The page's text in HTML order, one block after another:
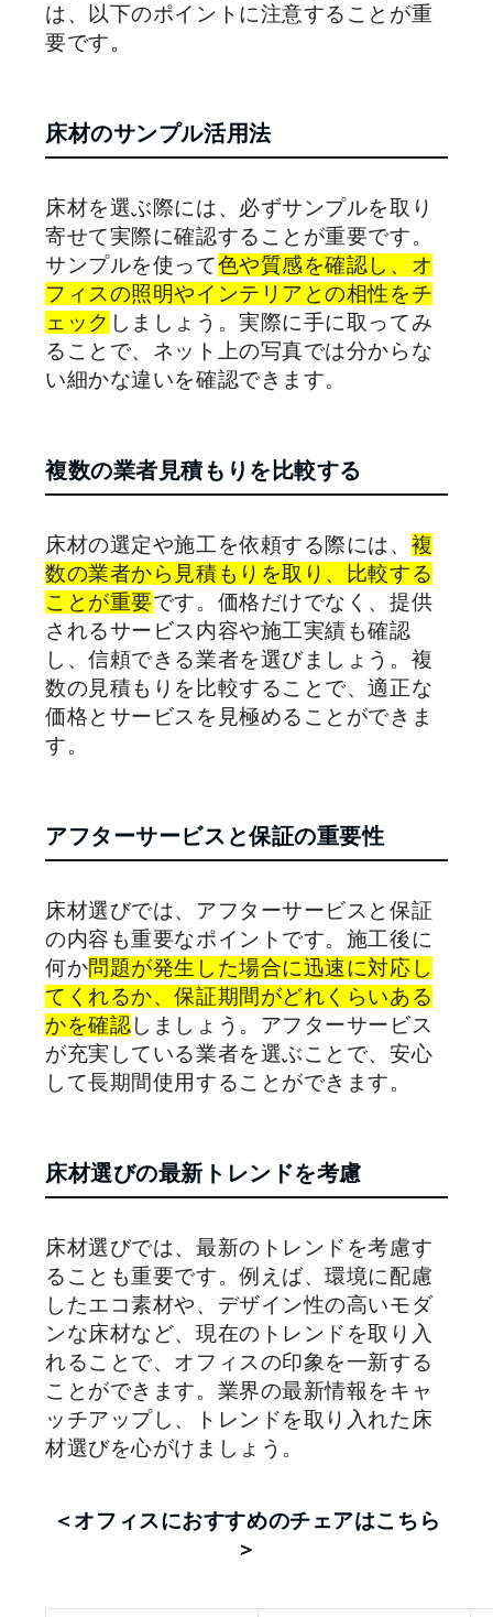
は、以下のポイントに注意することが重
要です。
床材のサンプル活用法
床材を選ぶ際には、必ずサンプルを取り
寄せて実際に確認することが重要です。
サンプルを使って色や質感を確認し、オ
フィスの照明やインテリアとの相性をチ
ェック しましょう。実際に手に取ってみ
ることで、ネット上の写真では分からな
い細かな違いを確認できます。
複数の業者見積もりを比較する
床材の選定や施工を依頼する際には、 複
数の業者から見積もりを取り、比較する
ことが重要です。価格だけでなく、提供
されるサービス内容や施工実績も確認
し、信頼できる業者を選びましょう。複
数の見積もりを比較することで、適正な
価格とサービスを見極めることができま
す。
アフターサービスと保証の重要性
床材選びでは、アフターサービスと保証
の内容も重要なポイントです。施工後に
何か問題が発生した場合に迅速に対応し
てくれるか、保証期間がどれくらいある
かを確認しましょう。アフターサービス
が充実している業者を選ぶことで、安心
して長期間使用することができます。
床材選びの最新トレンドを考慮
床材選びでは、最新のトレンドを考慮す
ることも重要です。例えば、環境に配慮
したエコ素材や、デザイン性の高いモダ
ンな床材など、現在のトレンドを取り入
れることで、オフィスの印象を一新する
ことができます。業界の最新情報をキャ
ッチアップし、トレンドを取り入れた床
材選びを心がけましょう。
＜オフィスにおすすめのチェアはこちら
＞